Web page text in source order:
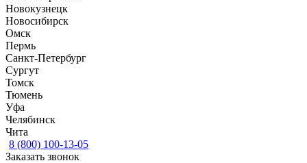
Новокузнецк
Новосибирск
Омск
Пермь
Санкт-Петербург
Сургут
Томск
Тюмень
Уфа
Челябинск
Чита
8 (800) 100-13-05
Заказать звонок